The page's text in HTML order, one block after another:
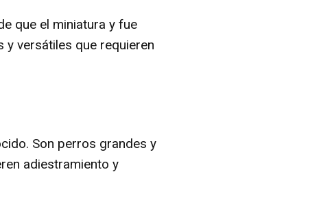
que el miniatura y fue
versátiles que requieren
Son perros grandes y
adiestramiento y